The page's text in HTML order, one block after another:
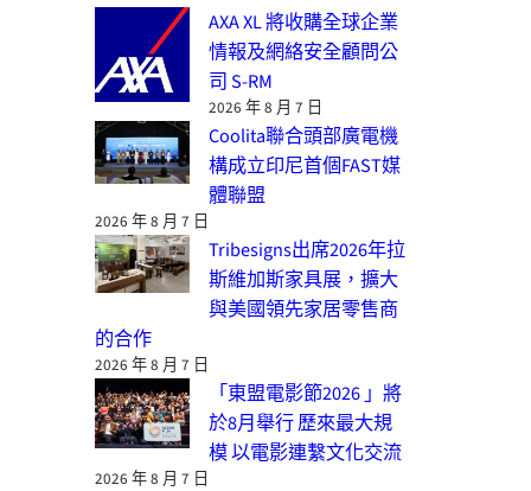
AXA XL 將收購全球企業
情報及網絡安全顧問公
司 S-RM
2026 年 8 月 7 日
Coolita聯合頭部廣電機
構成立印尼首個FAST媒
體聯盟
2026 年 8 月 7 日
Tribesigns出席2026年拉
斯維加斯家具展，擴大
與美國領先家居零售商
的合作
2026 年 8 月 7 日
「東盟電影節2026 」將
於8月舉行 歷來最大規
模 以電影連繫文化交流
2026 年 8 月 7 日